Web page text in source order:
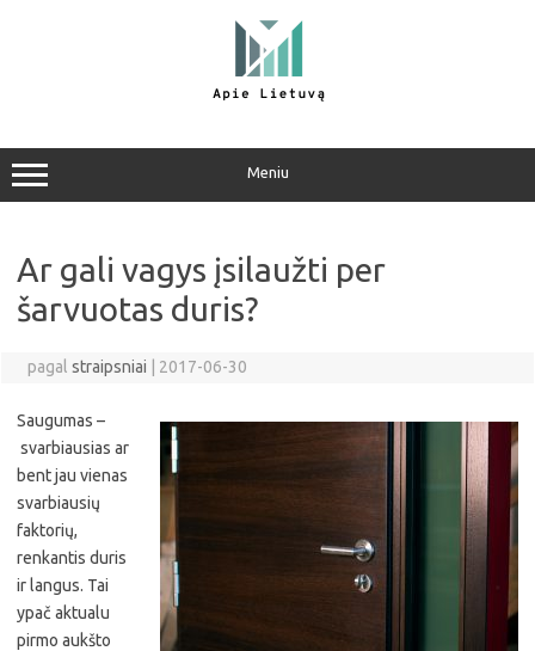
Meniu
Ar gali vagys įsilaužti per
šarvuotas duris?
pagal straipsniai 2017-06-30
Saugumas –
svarbiausias ar
bent jau vienas
svarbiausių
faktorių,
renkantis duris
ir langus. Tai
ypač aktualu
pirmo aukšto